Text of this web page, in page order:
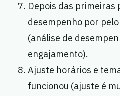
Depois das primeiras
desempenho por
(análise de
engajamento).
Ajuste horários e
funcionou (ajuste é